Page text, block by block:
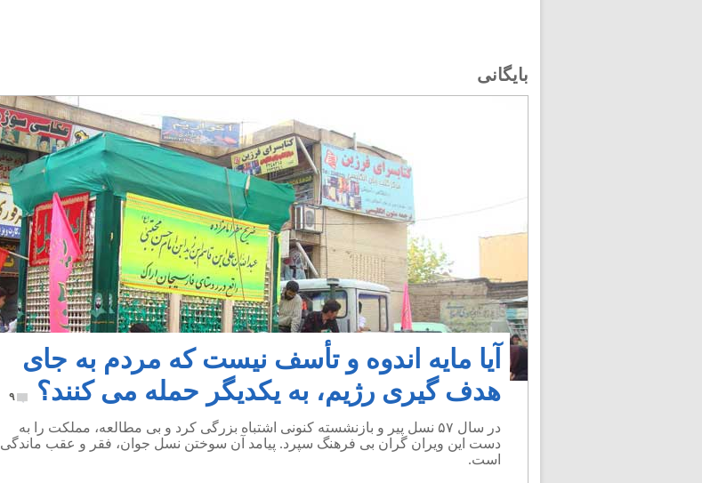
بایگانی
آیا مایه اندوه و تأسف نیست که مردم به جای
هدف گیری رژیم، به یکدیگر حمله می کنند؟
۹
در سال ۵۷ نسل پیر و بازنشسته کنونی اشتباه بزرگی کرد و بی مطالعه، مملکت را به
دست این ویران گران بی فرهنگ سپرد. پیامد آن سوختن نسل جوان، فقر و عقب ماندگی
است.